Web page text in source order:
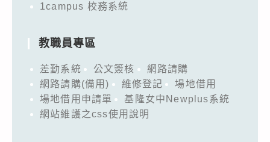
1campus 校務系統
教職員專區
差勤系統 公文簽核
網路請購
網路請購(備用)
維修登記
場地借用
場地借用申請單
基隆女中Newplus系統
網站維護之css使用說明